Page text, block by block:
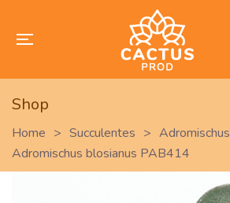
Shop
Home > Succulentes > Adromischus
Adromischus blosianus PAB414